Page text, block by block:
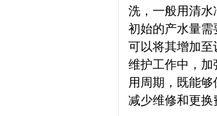
洗，一般用清
初始的产水量
可以将其增加
维护工作中，
用周期，既能
减少维修和更换